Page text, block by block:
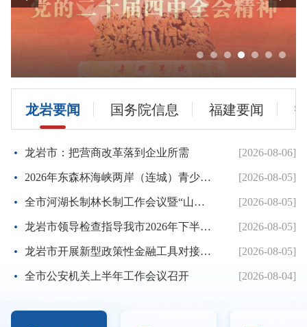
闽西红色风华知识图谱
学习贯彻党的二十届四中全会精神
龙岩要闻 国务院信息 福建要闻
[2026-08-06]
龙岩市：把营商改革落到企业所需
[2026-08-05]
2026年东森杯海峡两岸（连城）青少年棒球邀请赛暨第七届海峡...
[2026-08-05]
全市河湖长制林长制工作会议暨“山水龙岩”生态品牌建设推进...
[2026-08-05]
龙岩市领导检查指导我市2026年下半年征兵体检工作
[2026-08-05]
龙岩市开展新型政策性金融工具对接服务工作
[2026-08-04]
全市公安机关上半年工作会议召开